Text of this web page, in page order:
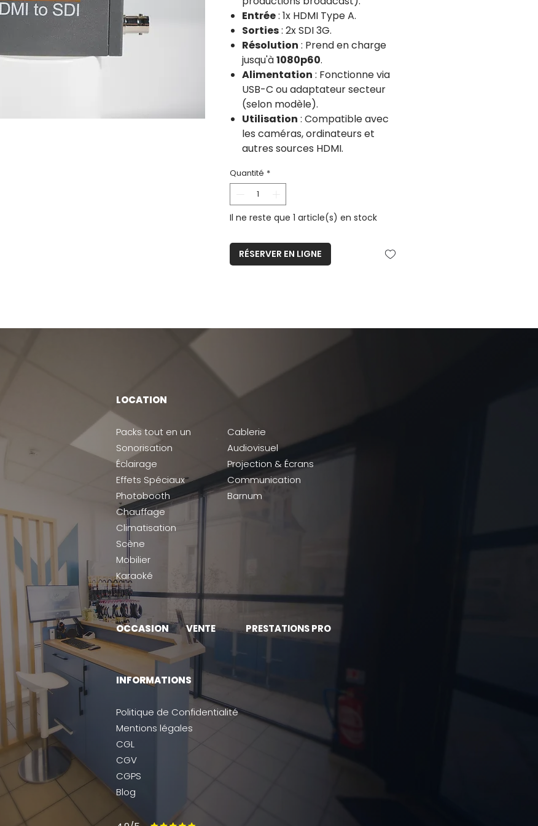
Entrée: 1x HDMI Type A.
Sorties: 2x SDI 3G.
Résolution : Prend en charge
jusqu'à1080p60.
Alimentation : Fonctionne via
USB-C ou adaptateur secteur
(selon modèle).
Utilisation : Compatible avec
les caméras, ordinateurs et
autres sources HDMI.
Quantité *
Il ne reste que 1 article(s) en stock
RÉSERVER EN LIGNE
LOCATION
Packs tout en un
Sonorisation
Éclairage
Effets Spéciaux
Photobooth
Chauffage
Climatisation
Scène
Mobilier
Karaoké
Cablerie
Audiovisuel
Projection & Écrans
Communication
Barnum
OCCASION VENTE PRESTATIONS PRO
INFORMATIONS
Politique de Confidentialité
Mentions légales
CGL
CGV
CGPS
Blog